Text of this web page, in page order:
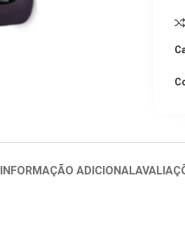
INFORMAÇÃO ADICIONAL